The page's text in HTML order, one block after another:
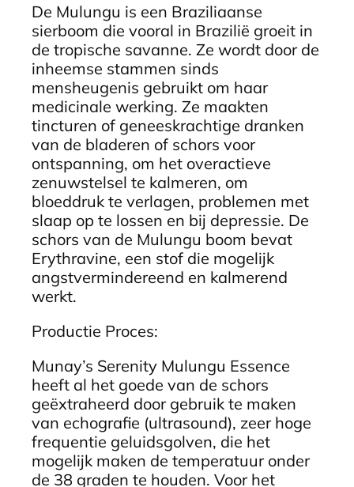
De Mulungu is een Braziliaanse
sierboom die vooral in Brazilië groeit in
de tropische savanne. Ze wordt door de
inheemse stammen sinds
mensheugenis gebruikt om haar
medicinale werking. Ze maakten
tincturen of geneeskrachtige dranken
van de bladeren of schors voor
ontspanning, om het overactieve
zenuwstelsel te kalmeren, om
bloeddruk te verlagen, problemen met
slaap op te lossen en bij depressie. De
schors van de Mulungu boom bevat
Erythravine, een stof die mogelijk
angstvermindereend en kalmerend
werkt.
Productie Proces:
Munay’s Serenity Mulungu Essence
heeft al het goede van de schors
geëxtraheerd door gebruik te maken
van echografie (ultrasound), zeer hoge
frequentie geluidsgolven, die het
mogelijk maken de temperatuur onder
de 38 graden te houden. Voor het